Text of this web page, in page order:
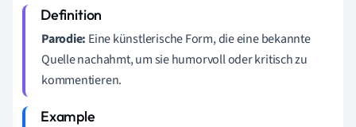
Parodie: Eine künstlerische Form, die eine bekannte
Quelle nachahmt, um sie humorvoll oder kritisch zu
kommentieren.